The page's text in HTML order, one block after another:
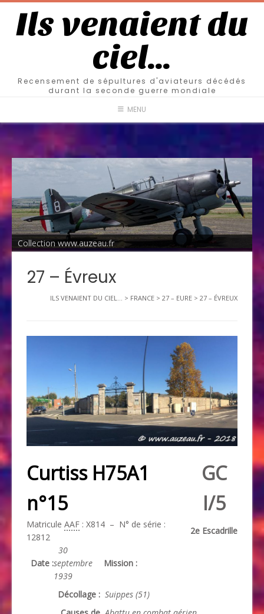
Ils venaient du
ciel…
Recensement de sépultures d'aviateurs décédés
durant la seconde guerre mondiale
MENU
Collection www.auzeau.fr
27 – Évreux
ILS VENAIENT DU CIEL... > FRANCE > 27 – EURE > 27 – ÉVREUX
Curtiss H75A1
n°15
GC
I/5
Matricule AAF : X814 – N° de série :
12812
2e Escadrille
Date :
30
septembre
1939
Mission :
Décollage : Suippes (51)